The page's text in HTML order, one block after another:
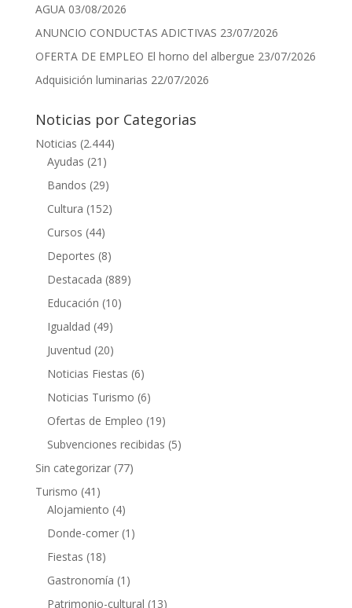
AGUA 03/08/2026
ANUNCIO CONDUCTAS ADICTIVAS 23/07/2026
OFERTA DE EMPLEO El horno del albergue 23/07/2026
Adquisición luminarias 22/07/2026
Noticias por Categorias
Noticias (2.444)
Ayudas (21)
Bandos (29)
Cultura (152)
Cursos (44)
Deportes (8)
Destacada (889)
Educación (10)
Igualdad (49)
Juventud (20)
Noticias Fiestas (6)
Noticias Turismo (6)
Ofertas de Empleo (19)
Subvenciones recibidas (5)
Sin categorizar(77)
Turismo (41)
Alojamiento (4)
Donde-comer(1)
Fiestas (18)
Gastronomía (1)
Patrimonio-cultural (13)